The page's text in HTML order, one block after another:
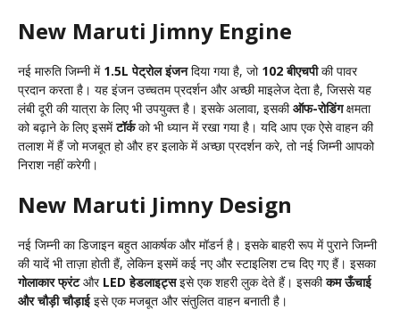
New Maruti Jimny Engine
नई मारुति जिम्नी में 1.5L पेट्रोल इंजनदिया गया है, जो 102 बीएचपीकी पावर
प्रदान करता है। यह इंजन उच्चतम प्रदर्शन और अच्छी माइलेज देता है, जिससे यह
लंबी दूरी की यात्रा के लिए भी उपयुक्त है। इसके अलावा, इसकीऑफ-रोडिंगक्षमता
को बढ़ाने के लिए इसमेंटॉर्कको भी ध्यान में रखा गया है। यदि आप एक ऐसे वाहन की
तलाश में हैं जो मजबूत हो और हर इलाके में अच्छा प्रदर्शन करे, तो नई जिम्नी आपको
निराश नहीं करेगी।
New Maruti Jimny Design
नई जिम्नी का डिजाइन बहुत आकर्षक और मॉडर्न है। इसके बाहरी रूप में पुराने जिम्नी
की यादें भी ताज़ा होती हैं, लेकिन इसमें कई नए और स्टाइलिश टच दिए गए हैं। इसका
गोलाकार फ्रंटऔर LED हेडलाइट्सइसे एक शहरी लुक देते हैं। इसकीकम ऊँचाई
और चौड़ी चौड़ाईइसे एक मजबूत और संतुलित वाहन बनाती है।